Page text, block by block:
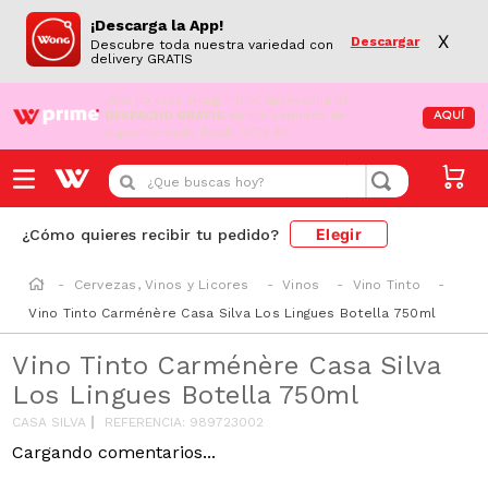
¡Descarga la App!
Descubre toda nuestra variedad con
delivery GRATIS
Descargar X
¡Aún no eres Wong Prime! Aprovecha el
DESPACHO GRATIS en tus compras de
supermercado desde S/79.90
AQUÍ
¿Que buscas hoy?
¿Cómo quieres recibir tu pedido? Elegir
Cervezas, Vinos y Licores Vinos
Vino Tinto
Vino Tinto Carménère Casa Silva Los Lingues Botella 750ml
Vino Tinto Carménère Casa Silva
Los Lingues Botella 750ml
CASA SILVA REFERENCIA: 989723002
Cargando comentarios...